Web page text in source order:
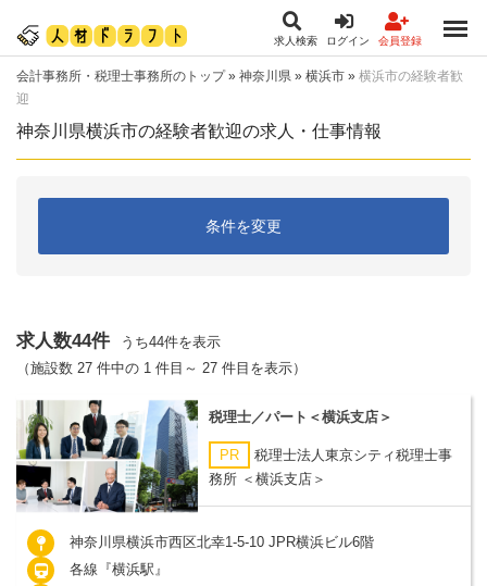
求人検索 ログイン 会員登録
会計事務所・税理士事務所のトップ» 神奈川県 » 横浜市 » 横浜市の経験者歓
迎
神奈川県横浜市の経験者歓迎の求人・仕事情報
条件を変更
求人数44件
うち44件を表示
（施設数 27 件中の 1 件目～ 27 件目を表示）
税理士／パート＜横浜支店＞
PR
税理士法人東京シティ税理士事
務所 ＜横浜支店＞
神奈川県横浜市西区北幸1-5-10 JPR横浜ビル6階
各線『横浜駅』